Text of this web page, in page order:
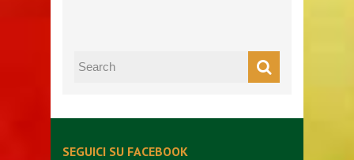
SEGUICI SU FACEBOOK